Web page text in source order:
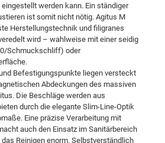
werden kann. Ein ständiger
ist somit nicht nötig. Agitus M
Herstellungstechnik und filigranes
wird – wahlweise mit einer seidig
Schmuckschliff) oder
Befestigungspunkte liegen versteckt
Abdeckungen des massiven
Die Beschläge werden aus
durch die elegante Slim-Line-Optik
Eine präzise Verarbeitung mit
auch den Einsatz im Sanitärbereich
Reinigen enorm. Selbstverständlich